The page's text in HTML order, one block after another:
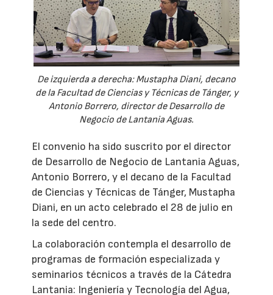
De izquierda a derecha: Mustapha Diani, decano
de la Facultad de Ciencias y Técnicas de Tánger, y
Antonio Borrero, director de Desarrollo de
Negocio de Lantania Aguas.
El convenio ha sido suscrito por el director
de Desarrollo de Negocio de Lantania Aguas,
Antonio Borrero, y el decano de la Facultad
de Ciencias y Técnicas de Tánger, Mustapha
Diani, en un acto celebrado el 28 de julio en
la sede del centro.
La colaboración contempla el desarrollo de
programas de formación especializada y
seminarios técnicos a través de la Cátedra
Lantania: Ingeniería y Tecnología del Agua,